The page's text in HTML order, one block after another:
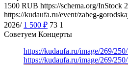
1500 RUB https://schema.org/InStock
https://kudaufa.ru/event/zabeg-
2026/ 1 500 ₽ 73 1
Советуем Концерты
https://kudaufa.ru/image/269/
https://kudaufa.ru/image/269/